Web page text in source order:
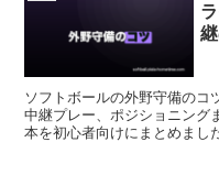
ソフトボールの外野守備のコ
中継プレー、ポジショニング
本を初心者向けにまとめまし